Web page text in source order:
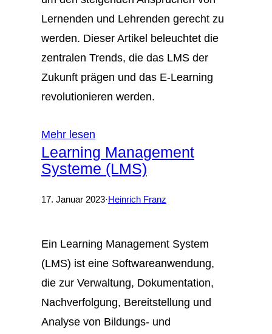
Lernenden und Lehrenden gerecht zu
werden. Dieser Artikel beleuchtet die
zentralen Trends, die das LMS der
Zukunft prägen und das E-Learning
revolutionieren werden.
Mehr lesen
Learning Management
Systeme (LMS)
17. Januar 2023·Heinrich Franz
Ein Learning Management System
(LMS) ist eine Softwareanwendung,
die zur Verwaltung, Dokumentation,
Nachverfolgung, Bereitstellung und
Analyse von Bildungs- und